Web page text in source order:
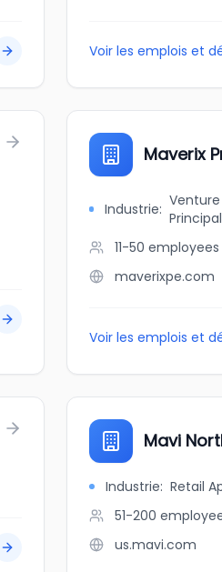
Voir les emplois et
Maverix
Industrie:
11-50 employees
maverixpe.com
Voir les emplois et
Mavi
Industrie: Retail
51-200
us.mavi.com